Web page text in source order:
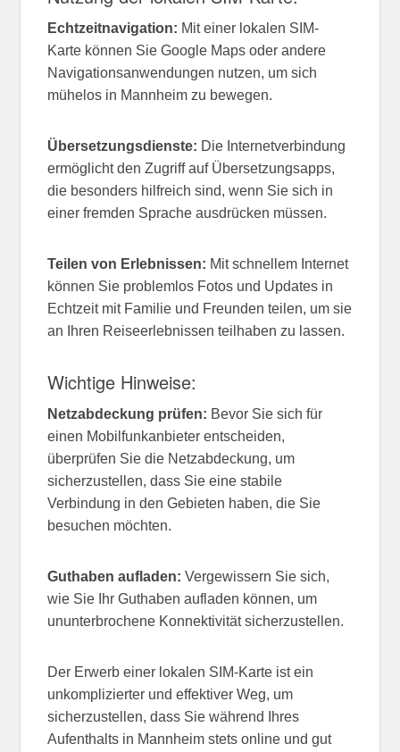
Echtzeitnavigation: Mit einer lokalen SIM-
Karte können Sie Google Maps oder andere
Navigationsanwendungen nutzen, um sich
mühelos in Mannheim zu bewegen.
Übersetzungsdienste: Die Internetverbindung
ermöglicht den Zugriff auf Übersetzungsapps,
die besonders hilfreich sind, wenn Sie sich in
einer fremden Sprache ausdrücken müssen.
Teilen von Erlebnissen: Mit schnellem Internet
können Sie problemlos Fotos und Updates in
Echtzeit mit Familie und Freunden teilen, um sie
an Ihren Reiseerlebnissen teilhaben zu lassen.
Wichtige Hinweise:
Netzabdeckung prüfen: Bevor Sie sich für
einen Mobilfunkanbieter entscheiden,
überprüfen Sie die Netzabdeckung, um
sicherzustellen, dass Sie eine stabile
Verbindung in den Gebieten haben, die Sie
besuchen möchten.
Guthaben aufladen: Vergewissern Sie sich,
wie Sie Ihr Guthaben aufladen können, um
ununterbrochene Konnektivität sicherzustellen.
Der Erwerb einer lokalen SIM-Karte ist ein
unkomplizierter und effektiver Weg, um
sicherzustellen, dass Sie während Ihres
Aufenthalts in Mannheim stets online und gut